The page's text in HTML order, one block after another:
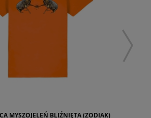
MYSZOJELEŃ BLIŹNIĘTA (ZODIAK)